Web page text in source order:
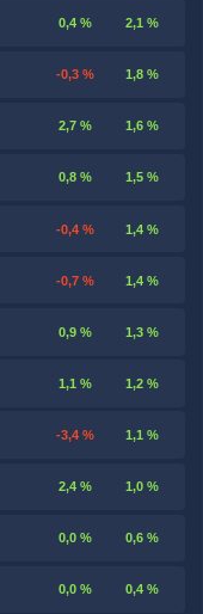
0,4 % 2,1 %
-0,3 % 1,8 %
2,7 % 1,6 %
0,8 % 1,5 %
-0,4 % 1,4 %
-0,7 % 1,4 %
0,9 % 1,3 %
1,1 % 1,2 %
-3,4 % 1,1 %
2,4 % 1,0 %
0,0 % 0,6 %
0,0 % 0,4 %